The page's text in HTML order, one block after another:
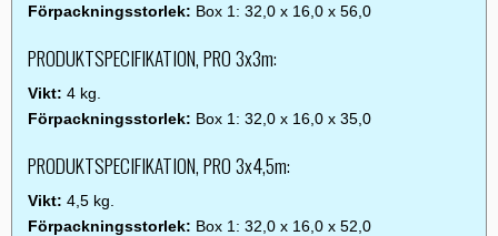
Förpackningsstorlek: Box 1: 32,0 x 16,0 x 56,0
PRODUKTSPECIFIKATION, PRO 3x3m:
Vikt: 4 kg.
Förpackningsstorlek: Box 1: 32,0 x 16,0 x 35,0
PRODUKTSPECIFIKATION, PRO 3x4,5m:
Vikt: 4,5 kg.
Förpackningsstorlek: Box 1: 32,0 x 16,0 x 52,0